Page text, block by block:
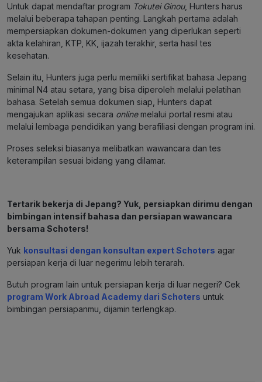
Untuk dapat mendaftar program Tokutei Ginou, Hunters harus
melalui beberapa tahapan penting. Langkah pertama adalah
mempersiapkan dokumen-dokumen yang diperlukan seperti
akta kelahiran, KTP, KK, ijazah terakhir, serta hasil tes
kesehatan.
Selain itu, Hunters juga perlu memiliki sertifikat bahasa Jepang
minimal N4 atau setara, yang bisa diperoleh melalui pelatihan
bahasa. Setelah semua dokumen siap, Hunters dapat
mengajukan aplikasi secara onlinemelalui portal resmi atau
melalui lembaga pendidikan yang berafiliasi dengan program ini.
Proses seleksi biasanya melibatkan wawancara dan tes
keterampilan sesuai bidang yang dilamar​.
Tertarik bekerja di Jepang? Yuk, persiapkan dirimu dengan
bimbingan intensif bahasa dan persiapan wawancara
bersama Schoters!
Yuk konsultasi dengan konsultan expert Schoters agar
persiapan kerja di luar negerimu lebih terarah.
Butuh program lain untuk persiapan kerja di luar negeri? Cek
program Work Abroad Academy dari Schoters untuk
bimbingan persiapanmu, dijamin terlengkap.